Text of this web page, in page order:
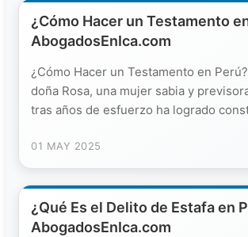
¿Cómo Hacer un Testamento en
AbogadosEnIca.com
¿Cómo Hacer un Testamento en
doña Rosa, una mujer sabia y
tras años de esfuerzo ha logrado
01 MAY 2025
¿Qué Es el Delito de Estafa en
AbogadosEnIca.com